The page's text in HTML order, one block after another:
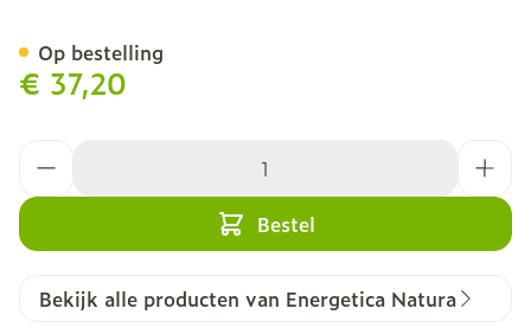
€ 37,20
Bestel
Op bestelling
Bekijk alle producten van Energetica Natura